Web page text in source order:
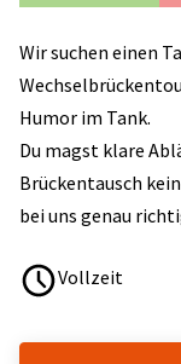
Wir suchen einen
Humor im Tank.
Du magst klare
Brückentausch
bei uns genau
Vollzeit